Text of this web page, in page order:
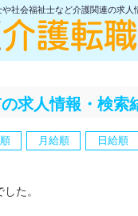
社会福祉士など介護関連の求人
求人情報・検索
月給順 日給順
た。